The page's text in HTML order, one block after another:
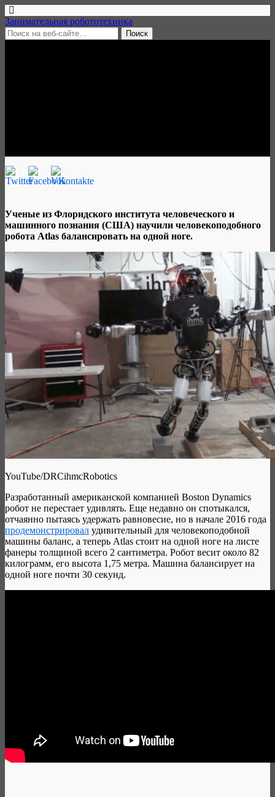
Занимательная робототехника
Ученые из Флоридского института человеческого и
машинного познания (США) научили человекоподобного
робота Atlas балансировать на одной ноге.
YouTube/DRCihmcRobotics
Разработанный американской компанией Boston Dynamics
робот не перестает удивлять. Еще недавно он спотыкался,
отчаянно пытаясь удержать равновесие, но в начале 2016 года
продемонстрировал удивительный для человекоподобной
машины баланс, а теперь Atlas стоит на одной ноге на листе
фанеры толщиной всего 2 сантиметра. Робот весит около 82
килограмм, его высота 1,75 метра. Машина балансирует на
одной ноге почти 30 секунд.